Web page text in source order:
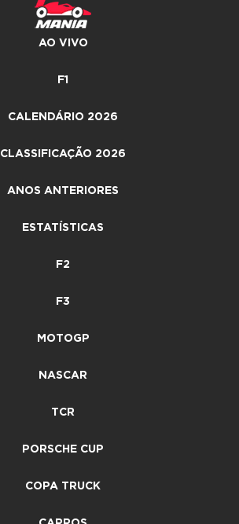
AO VIVO
F1
CALENDÁRIO 2026
CLASSIFICAÇÃO 2026
ANOS ANTERIORES
ESTATÍSTICAS
F2
F3
MOTOGP
NASCAR
TCR
PORSCHE CUP
COPA TRUCK